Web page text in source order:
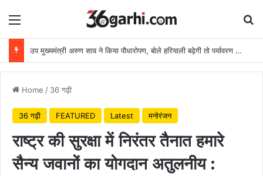
Menu
उप मुख्यमंत्री अरुण साव ने किया पौधारोपण, बोले हरियाली बढ़ेगी तो पर्यावरण भी स्वस्थ और सुंदर बनेगा
Home / 36 गढ़ी
36 गढ़ी FEATURED Latest मनोरंजन
राष्ट्र की सुरक्षा में निरंतर तैनात हमारे
सैन्य जवानों का योगदान अतुलनीय :